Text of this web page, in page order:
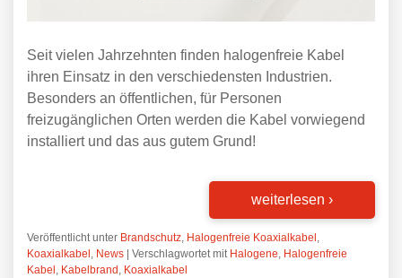
Seit vielen Jahrzehnten finden halogenfreie Kabel
ihren Einsatz in den verschiedensten Industrien.
Besonders an öffentlichen, für Personen
freizugänglichen Orten werden die Kabel vorwiegend
installiert und das aus gutem Grund!
weiterlesen ›
Veröffentlicht unter Brandschutz, Halogenfreie Koaxialkabel ,
Koaxialkabel , News Verschlagwortet mit Halogene, Halogenfreie
Kabel , Kabelbrand , Koaxialkabel